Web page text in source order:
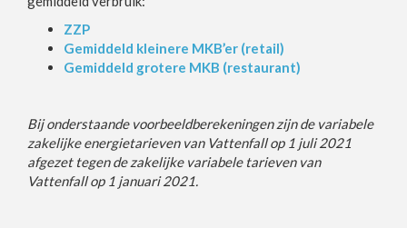
ZZP
Gemiddeld kleinere MKB’er (retail)
Gemiddeld grotere MKB (restaurant)
Bij onderstaande voorbeeldberekeningen zijn de variabele
zakelijke energietarieven van Vattenfall op 1 juli 2021
afgezet tegen de zakelijke variabele tarieven van
Vattenfall op 1 januari 2021.